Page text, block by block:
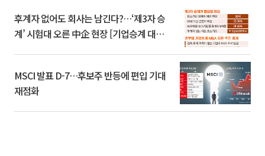
후계자 없어도 회사는 남긴다?…‘제3자 승
계’ 시험대 오른 中企 현장 [기업승계 대전
MSCI 발표 D-7…후보주 반등에 편입 기대
재점화